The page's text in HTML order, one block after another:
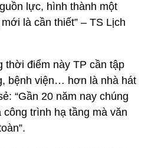
lực, hình thành một
là cần thiết” – TS Lịch
thời điểm này TP cần tập
bệnh viện… hơn là nhà hát
“Gần 20 năm nay chúng
trình hạ tầng mà văn